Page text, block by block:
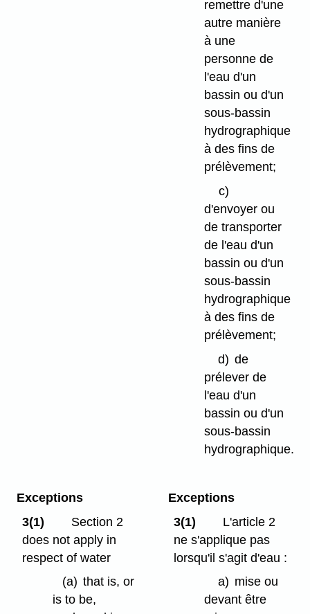
remettre d'une
autre manière
à une
personne de
l'eau d'un
bassin ou d'un
sous-bassin
hydrographique
à des fins de
prélèvement;
c)
d'envoyer ou
de transporter
de l'eau d'un
bassin ou d'un
sous-bassin
hydrographique
à des fins de
prélèvement;
d) de
prélever de
l'eau d'un
bassin ou d'un
sous-bassin
hydrographique.
Exceptions
3(1)
Section 2
does not apply in
respect of water
(a) that is, or
is to be,
Exceptions
3(1)
L'article 2
ne s'applique pas
lorsqu'il s'agit d'eau :
a) mise ou
devant être